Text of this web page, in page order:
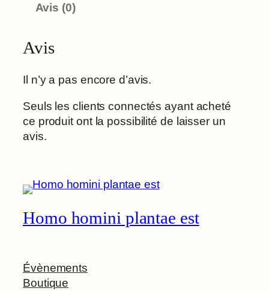
Avis (0)
Avis
Il n’y a pas encore d’avis.
Seuls les clients connectés ayant acheté
ce produit ont la possibilité de laisser un
avis.
Homo homini plantae est
Évènements
Boutique